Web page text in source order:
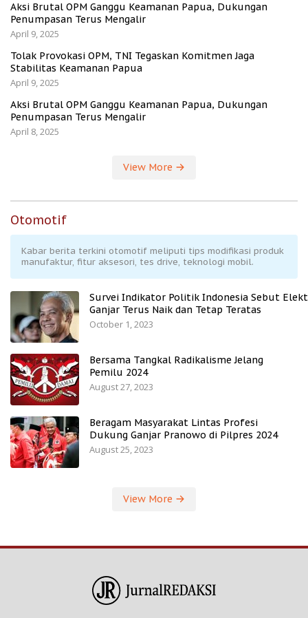
Aksi Brutal OPM Ganggu Keamanan Papua, Dukungan
Penumpasan Terus Mengalir
April 9, 2025
Tolak Provokasi OPM, TNI Tegaskan Komitmen Jaga
Stabilitas Keamanan Papua
April 9, 2025
Aksi Brutal OPM Ganggu Keamanan Papua, Dukungan
Penumpasan Terus Mengalir
April 8, 2025
View More
Otomotif
Kabar berita terkini otomotif meliputi tips modifikasi produk
manufaktur, fitur aksesori, tes drive, teknologi mobil.
Survei Indikator Politik Indonesia Sebut
Ganjar Terus Naik dan Tetap Teratas
October 1, 2023
Bersama Tangkal Radikalisme Jelang
Pemilu 2024
August 27, 2023
Beragam Masyarakat Lintas Profesi
Dukung Ganjar Pranowo di Pilpres 2024
August 25, 2023
View More